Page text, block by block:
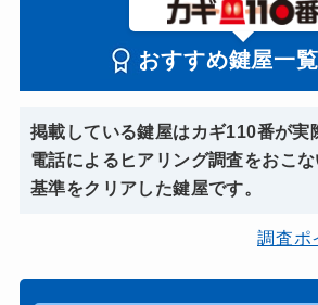
おすすめ鍵屋一
掲載している鍵屋はカギ110番が実
電話によるヒアリング調査をおこな
基準をクリアした鍵屋です。
調査ポ